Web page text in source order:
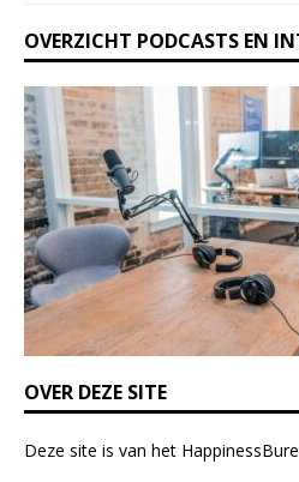
t
h
i
s
f
i
e
l
d
b
l
a
n
k
.
OVERZICHT PODCASTS EN
OVER DEZE SITE
Deze site is van het